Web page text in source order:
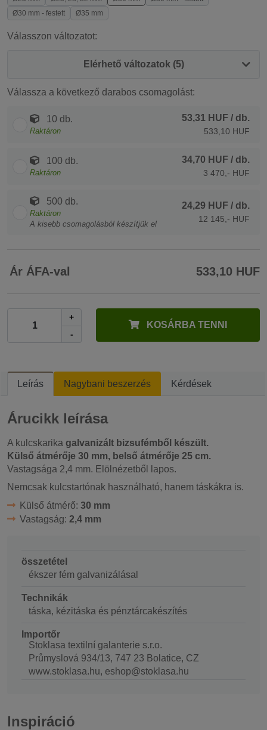
Ø30 mm - festett
Ø35 mm
Válasszon változatot:
Elérhető változatok (5)
Válassza a következő darabos csomagolást:
10 db.
Raktáron
53,31 HUF / db.
533,10 HUF
100 db.
Raktáron
34,70 HUF / db.
3 470,- HUF
500 db.
Raktáron
A kisebb csomagolásból készítjük el
24,29 HUF / db.
12 145,- HUF
Ár ÁFA-val 533,10 HUF
+
-
KOSÁRBA TENNI
Leírás Nagybani beszerzés Kérdések
Árucikk leírása
A kulcskarika galvanizált bizsufémből készült.
Külső átmérője 30 mm, belső átmérője 25 cm.
Vastagsága 2,4 mm. Elölnézetből lapos.
Nemcsak kulcstartónak használható, hanem táskákra is.
Külső átmérő: 30 mm
Vastagság: 2,4 mm
összetétel
ékszer fém galvanizálásal
Technikák
táska, kézitáska és pénztárcakészítés
Importőr
Stoklasa textilní galanterie s.r.o.
Průmyslová 934/13, 747 23 Bolatice, CZ
www.stoklasa.hu, eshop@stoklasa.hu
Inspiráció